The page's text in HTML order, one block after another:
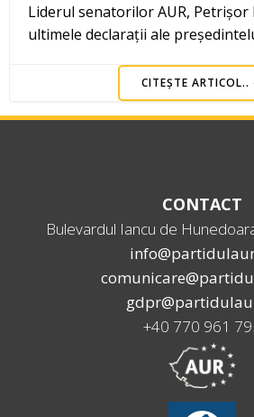
Liderul senatorilor AUR, Petrișor
ultimele declarații ale
CITEȘTE ARTICOL..
CONTACT
Bulevardul Iancu de
+40 770 961